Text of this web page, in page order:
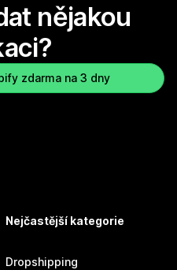
nějakou
zdarma na 3 dny
Nejčastější kategorie
Dropshipping